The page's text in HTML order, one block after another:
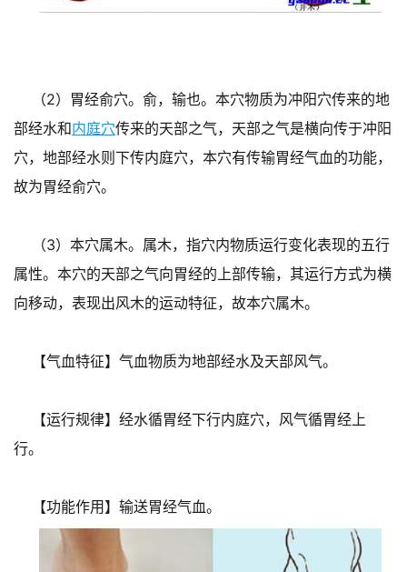
（2）胃经俞穴。俞，输也。本穴物质为冲阳穴传来的地
部经水和内庭穴传来的天部之气，天部之气是横向传于冲阳
穴，地部经水则下传内庭穴，本穴有传输胃经气血的功能，
故为胃经俞穴。
（3）本穴属木。属木，指穴内物质运行变化表现的五行
属性。本穴的天部之气向胃经的上部传输，其运行方式为横
向移动，表现出风木的运动特征，故本穴属木。
【气血特征】气血物质为地部经水及天部风气。
【运行规律】经水循胃经下行内庭穴，风气循胃经上
行。
【功能作用】输送胃经气血。